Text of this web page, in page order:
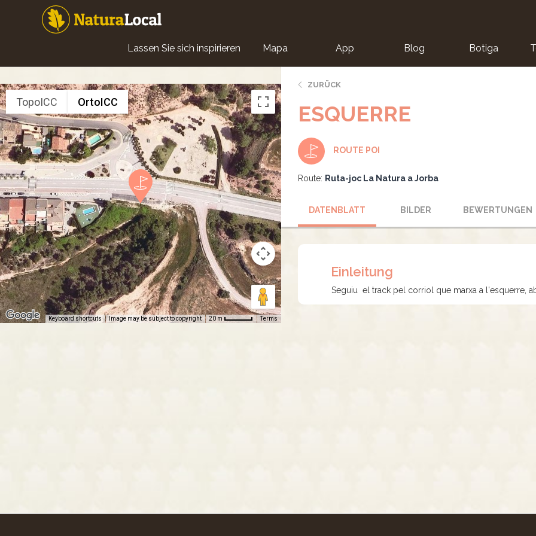
Main
navigation
Lassen Sie sich inspirieren Mapa App Blog Botiga
TopoICC OrtoICC
Keyboard shortcuts Image may be subject to copyright 20 m Terms
ZURÜCK
ESQUERRE
ROUTE POI
Route: Ruta-joc La Natura a Jorba
DATENBLATT BILDER BEWERTUNGEN
Einleitung
Seguiu el track pel corriol que marxa a l'esquerre,